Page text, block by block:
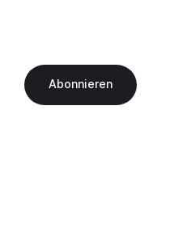
Abonnieren